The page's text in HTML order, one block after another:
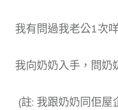
我有問過我老公1次
我向奶奶入手，問奶
(註: 我跟奶奶同佢屋